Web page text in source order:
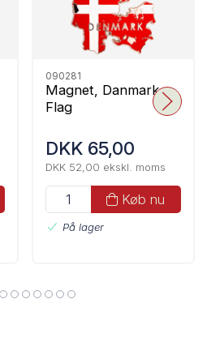
090281
Magnet, Danmark
Flag
DKK 65,00
DKK 52,00 ekskl. moms
Køb nu
På lager